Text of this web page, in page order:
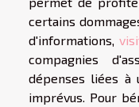
certains
d'informations,
compagnies
dépenses liées à
imprévus. Pour